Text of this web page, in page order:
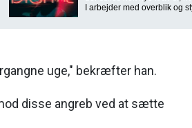
I arbejder med overblik og
uge," bekræfter han.
disse angreb ved at sætte